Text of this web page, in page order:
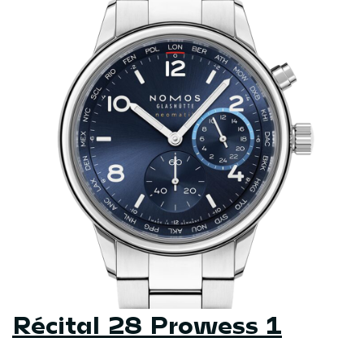
Récital 28 Prowess 1